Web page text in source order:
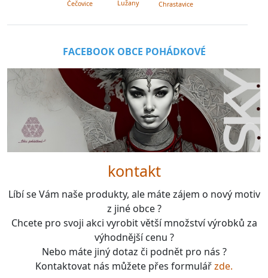
Čečovice
Lužany
Chrastavice
FACEBOOK OBCE POHÁDKOVÉ
kontakt
Líbí se Vám naše produkty, ale máte zájem o nový motiv
z jiné obce ?
Chcete pro svoji akci vyrobit větší množství výrobků za
výhodnější cenu ?
Nebo máte jiný dotaz či podnět pro nás ?
Kontaktovat nás můžete přes formulářzde.